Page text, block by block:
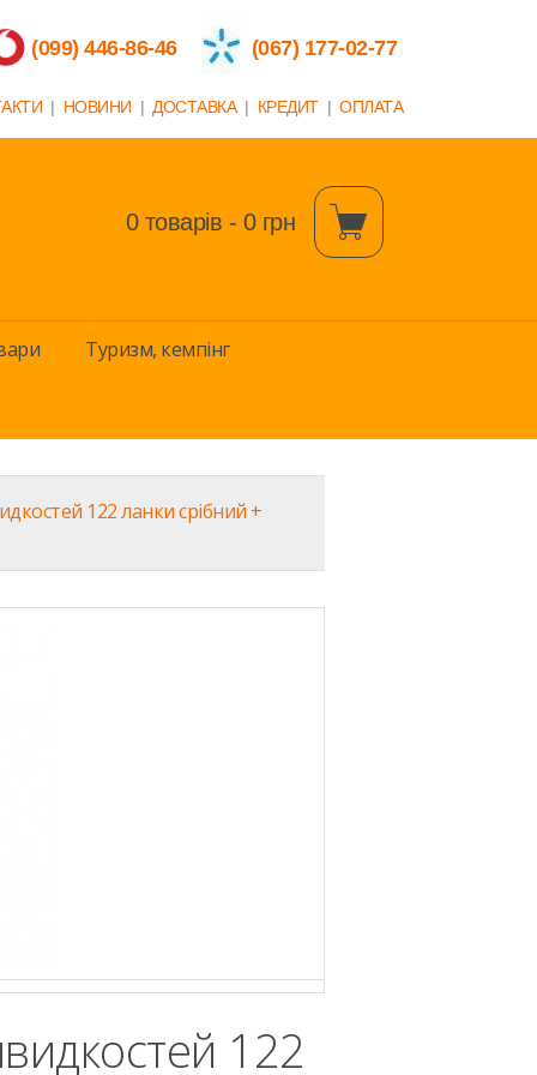
(067) 177-02-77
(099) 446-86-46
| НОВИНИ | ДОСТАВКА | КРЕДИТ | ОПЛАТА
0 товарів - 0 грн
Туризм, кемпінг
122 ланки срібний +
122